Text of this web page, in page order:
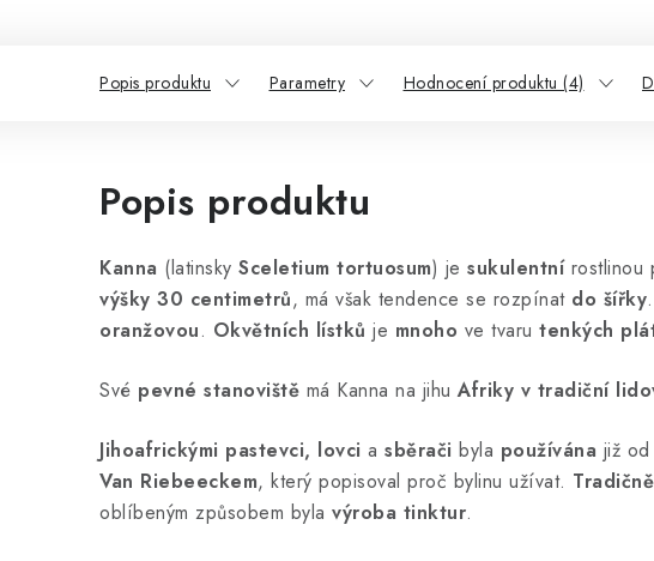
Popis produktu Parametry Hodnocení produktu (4)
Popis produktu
Kanna (latinsky Sceletium tortuosum) je sukulentnírostlinou
výšky 30 centimetrů, má však tendence se rozpínat do šířky.
oranžovou. Okvětních lístků je mnoho ve tvaru tenkých
Své pevné stanoviště má Kanna na jihu Afriky v tradiční
Jihoafrickými pastevci, lovci a sběrači byla používána již od
Van Riebeeckem, který popisoval proč bylinu užívat. Tradičně
oblíbeným způsobem byla výroba tinktur.